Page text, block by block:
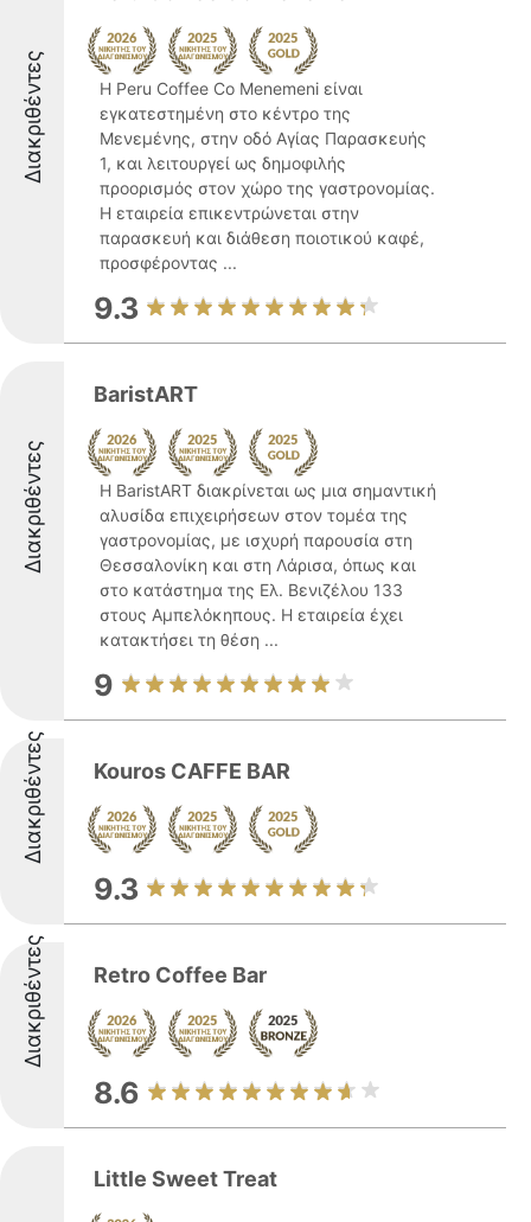
Διακριθέντες
Η Peru Coffee Co Menemeni είναι
εγκατεστημένη στο κέντρο της
Μενεμένης, στην οδό Αγίας Παρασκευής
1, και λειτουργεί ως δημοφιλής
προορισμός στον χώρο της γαστρονομίας.
Η εταιρεία επικεντρώνεται στην
παρασκευή και διάθεση ποιοτικού καφέ,
προσφέροντας ...
9.3
Διακριθέντες
BaristART
Η BaristART διακρίνεται ως μια σημαντική
αλυσίδα επιχειρήσεων στον τομέα της
γαστρονομίας, με ισχυρή παρουσία στη
Θεσσαλονίκη και στη Λάρισα, όπως και
στο κατάστημα της Ελ. Βενιζέλου 133
στους Αμπελόκηπους. Η εταιρεία έχει
κατακτήσει τη θέση ...
9
Διακριθέντες Kouros CAFFE BAR
9.3
Διακριθέντες Retro Coffee Bar
8.6
Little Sweet Treat